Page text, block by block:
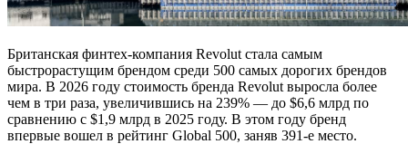
Британская финтех-компания Revolut стала самым
быстрорастущим брендом среди 500 самых дорогих брендов
мира. В 2026 году стоимость бренда Revolut выросла более
чем в три раза, увеличившись на 239% — до $6,6 млрд по
сравнению с $1,9 млрд в 2025 году. В этом году бренд
впервые вошел в рейтинг Global 500, заняв 391-е место.